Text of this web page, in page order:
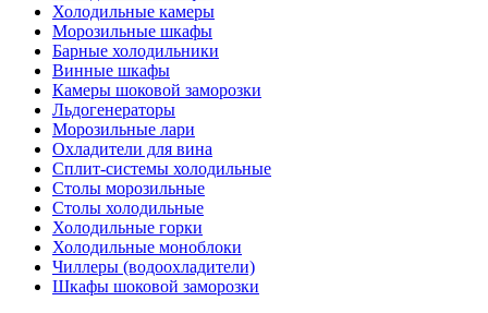
Холодильные камеры
Морозильные шкафы
Барные холодильники
Винные шкафы
Камеры шоковой заморозки
Льдогенераторы
Морозильные лари
Охладители для вина
Сплит-системы холодильные
Столы морозильные
Столы холодильные
Холодильные горки
Холодильные моноблоки
Чиллеры (водоохладители)
Шкафы шоковой заморозки